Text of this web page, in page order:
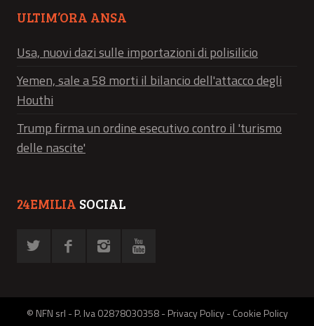
ULTIM’ORA ANSA
Usa, nuovi dazi sulle importazioni di polisilicio
Yemen, sale a 58 morti il bilancio dell'attacco degli
Houthi
Trump firma un ordine esecutivo contro il 'turismo
delle nascite'
24EMILIA SOCIAL
© NFN srl - P. Iva 02878030358 -Privacy Policy-Cookie Policy